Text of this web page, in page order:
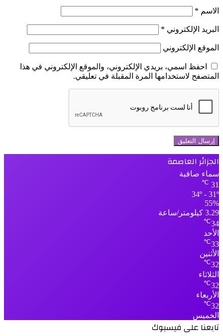
الاسم *
البريد الإلكتروني *
الموقع الإلكتروني
احفظ اسمي، بريدي الإلكتروني، والموقع الإلكتروني في هذا
المتصفح لاستخدامها المرة المقبلة في تعليقي.
الجزائر العاصمة
سماء صافية
31
℃
34º - 31º
55%
3.29 كيلومتر/ساعة
34
℃
الأحد
33
℃
الأثنين
32
℃
الثلاثاء
32
℃
الأربعاء
32
℃
الخميس
تابعنا على فيسبوك